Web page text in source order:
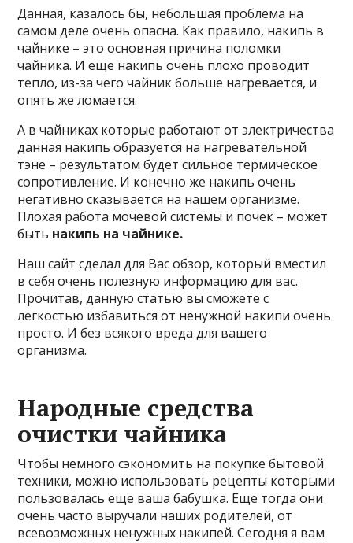
Данная, казалось бы, небольшая проблема на
самом деле очень опасна. Как правило, накипь в
чайнике – это основная причина поломки
чайника. И еще накипь очень плохо проводит
тепло, из-за чего чайник больше нагревается, и
опять же ломается.
А в чайниках которые работают от электричества
данная накипь образуется на нагревательной
тэне – результатом будет сильное термическое
сопротивление. И конечно же накипь очень
негативно сказывается на нашем организме.
Плохая работа мочевой системы и почек – может
быть накипь на чайнике.
Наш сайт сделал для Вас обзор, который вместил
в себя очень полезную информацию для вас.
Прочитав, данную статью вы сможете с
легкостью избавиться от ненужной накипи очень
просто. И без всякого вреда для вашего
организма.
Народные средства
очистки чайника
Чтобы немного сэкономить на покупке бытовой
техники, можно использовать рецепты которыми
пользовалась еще ваша бабушка. Еще тогда они
очень часто выручали наших родителей, от
всевозможных ненужных накипей. Сегодня я вам